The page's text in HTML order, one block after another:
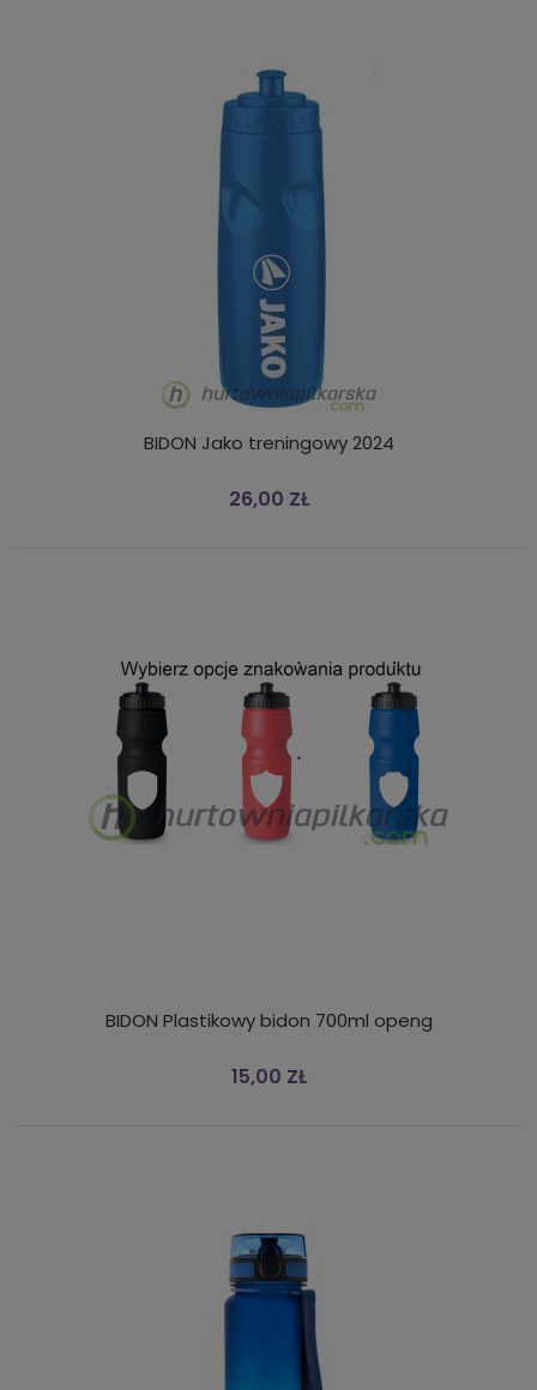
BIDON Jako treningowy 2024
26,00 ZŁ
BIDON Plastikowy bidon 700ml openg
15,00 ZŁ